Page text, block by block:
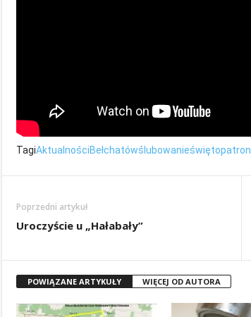
TagiAktualnościBełchatówślubowanieświętopatron
Poprzedni artykuł
Uroczyście u „Hałabały”
POWIĄZANE ARTYKUŁY WIĘCEJ OD AUTORA